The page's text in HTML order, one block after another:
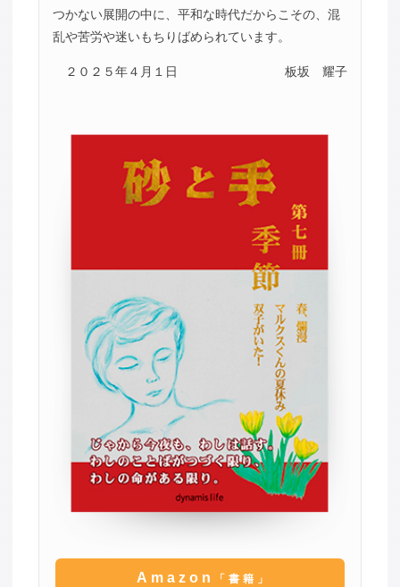
つかない展開の中に、平和な時代だからこその、混
乱や苦労や迷いもちりばめられています。
２０２５年４月１日 板坂 耀子
Amazon 「書籍」